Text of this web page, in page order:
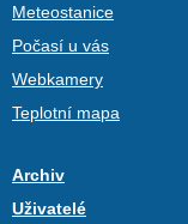
Meteostanice
Počasí u vás
Webkamery
Teplotní mapa
Archiv
Uživatelé